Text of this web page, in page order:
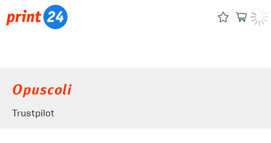
Opuscoli
Trustpilot